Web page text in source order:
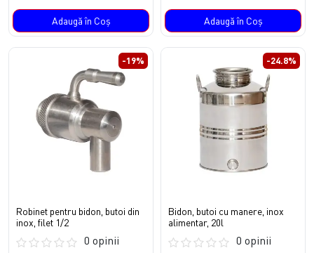
Adaugă în Coş Adaugă în Coş
-19%
Robinet pentru bidon, butoi din
inox, filet 1/2
0 opinii
-24.8%
Bidon, butoi cu manere, inox
alimentar, 20l
0 opinii